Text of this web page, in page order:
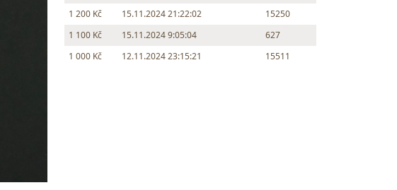
1 200 Kč
15.11.2024 21:22:02
15250
1 100 Kč
15.11.2024 9:05:04
627
1 000 Kč
12.11.2024 23:15:21 15511